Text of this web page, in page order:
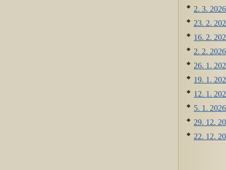
2. 3.
23. 2.
16. 2.
2. 2.
26. 1.
19. 1.
12. 1.
5. 1.
29. 12.
22. 12.